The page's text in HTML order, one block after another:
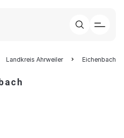
Landkreis Ahrweiler Eichenbach